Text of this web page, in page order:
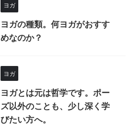
ヨガ
ヨガの種類。何ヨガがおすす
めなのか？
ヨガ
ヨガとは元は哲学です。ポー
ズ以外のことも、少し深く学
びたい方へ。